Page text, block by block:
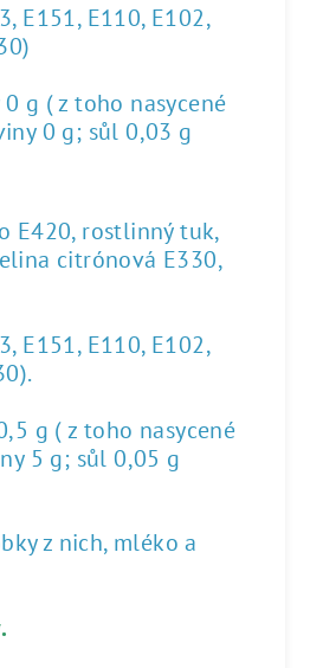
E151, E110, E102,
g ( z toho nasycené
0 g; sůl 0,03 g
E420, rostlinný tuk,
citrónová E330,
E151, E110, E102,
g ( z toho nasycené
5 g; sůl 0,05 g
z nich, mléko a